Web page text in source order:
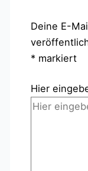
Deine E-
*markiert
Hier